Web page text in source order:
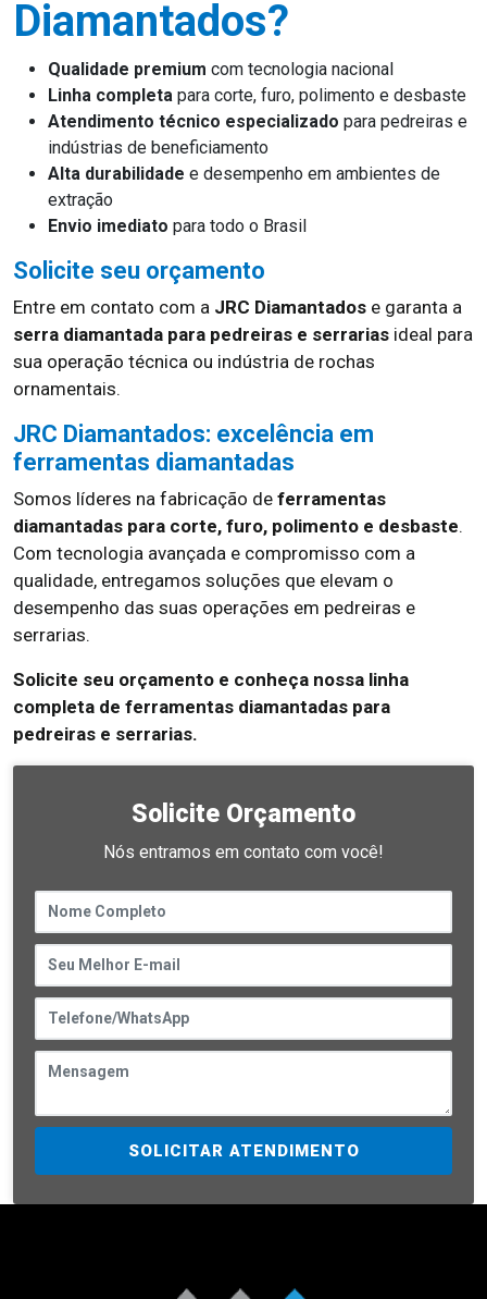
Diamantados?
Qualidade premium com tecnologia nacional
Linha completa para corte, furo, polimento e desbaste
Atendimento técnico especializado para pedreiras e
indústrias de beneficiamento
Alta durabilidade e desempenho em ambientes de
extração
Envio imediato para todo o Brasil
Solicite seu orçamento
Entre em contato com a JRC Diamantados e garanta a
serra diamantada para pedreiras e serrarias ideal para
sua operação técnica ou indústria de rochas
ornamentais.
JRC Diamantados: excelência em
ferramentas diamantadas
Somos líderes na fabricação de ferramentas
diamantadas para corte, furo, polimento e desbaste.
Com tecnologia avançada e compromisso com a
qualidade, entregamos soluções que elevam o
desempenho das suas operações em pedreiras e
serrarias.
Solicite seu orçamento e conheça nossa linha
completa de ferramentas diamantadas para
pedreiras e serrarias.
Solicite Orçamento
Nós entramos em contato com você!
SOLICITAR ATENDIMENTO